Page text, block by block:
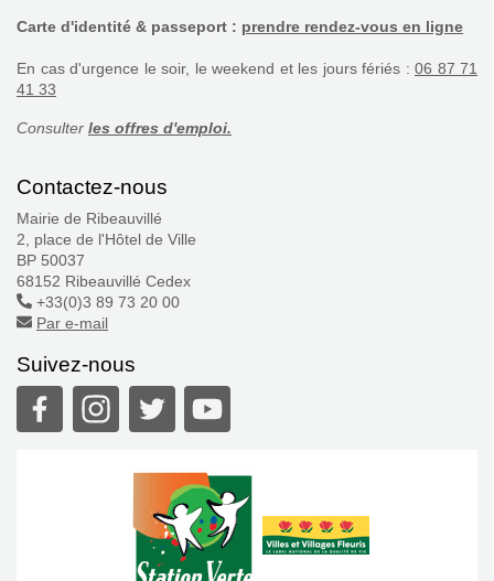
Carte d'identité & passeport : prendre rendez-vous en ligne
En cas d'urgence le soir, le weekend et les jours fériés : 06 87 71
41 33
Consulter les offres d'emploi.
Contactez-nous
Mairie de Ribeauvillé
2, place de l'Hôtel de Ville
BP 50037
68152 Ribeauvillé Cedex
+33(0)3 89 73 20 00
Par e-mail
Suivez-nous